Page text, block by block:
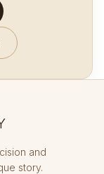
and
story.